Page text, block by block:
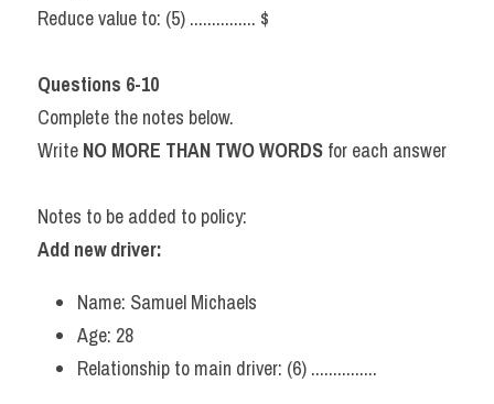
Reduce value to: (5) ............... $
Questions 6-10
Complete the notes below.
Write NO MORE THAN TWO WORDS for each answer
Notes to be added to policy:
Add new driver:
Name: Samuel Michaels
Age: 28
Relationship to main driver: (6) ...............